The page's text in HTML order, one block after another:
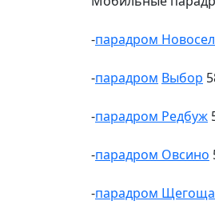
-парадром
-парадром Выбор
-парадром Редбуж
-парадром Овсино
-парадром Щегоща